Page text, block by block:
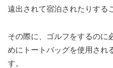
遠出されて宿泊されたりする
その際に、ゴルフをするのに
めにトートバッグを使用され
す。